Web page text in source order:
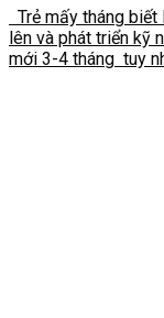
Trẻ mấy tháng
lên và phát triển kỹ
mới 3-4 tháng tuy